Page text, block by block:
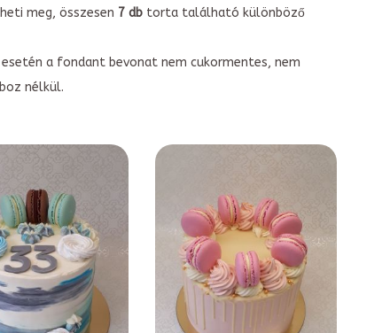
meg, összesen 7 dbtorta található különböző
a fondant bevonat nem cukormentes, nem
nélkül.